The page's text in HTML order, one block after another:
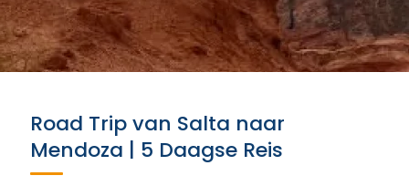
Road Trip van Salta naar
Mendoza | 5 Daagse Reis